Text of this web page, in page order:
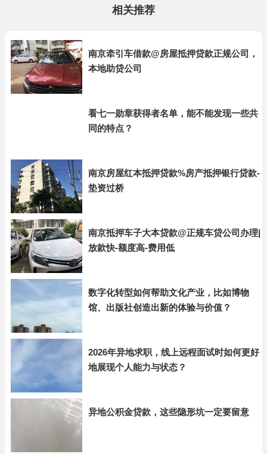
相关推荐
南京牵引车借款@房屋抵押贷款正规公司，
本地助贷公司
看七一勋章获得者名单，能不能发现一些共
同的特点？
南京房屋红本抵押贷款%房产抵押银行贷款-
垫资过桥
南京抵押车子大本贷款@正规车贷公司办理|
放款快-额度高-费用低
数字化转型如何帮助文化产业，比如博物
馆、出版社创造出新的体验与价值？
2026年异地求职，线上远程面试时如何更好
地展现个人能力与状态？
异地公积金贷款，这些隐形坑一定要留意